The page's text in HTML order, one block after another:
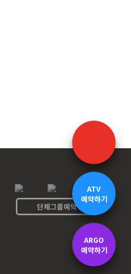
ATV
예약하기
ARGO
예약하기
단체그룹예약